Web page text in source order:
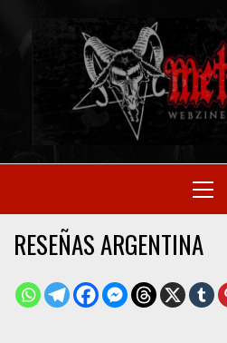
SITIO OFICIAL
Menu
RESEÑAS ARGENTINA